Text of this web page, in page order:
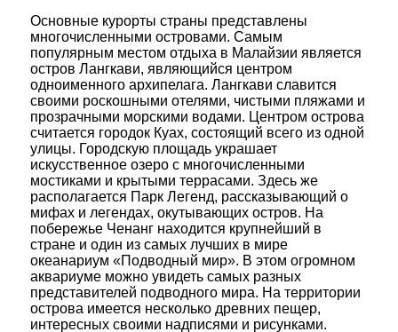
Основные курорты страны представлены
многочисленными островами. Самым
популярным местом отдыха в Малайзии является
остров Лангкави, являющийся центром
одноименного архипелага. Лангкави славится
своими роскошными отелями, чистыми пляжами и
прозрачными морскими водами. Центром острова
считается городок Куах, состоящий всего из одной
улицы. Городскую площадь украшает
искусственное озеро с многочисленными
мостиками и крытыми террасами. Здесь же
располагается Парк Легенд, рассказывающий о
мифах и легендах, окутывающих остров. На
побережье Ченанг находится крупнейший в
стране и один из самых лучших в мире
океанариум «Подводный мир». В этом огромном
аквариуме можно увидеть самых разных
представителей подводного мира. На территории
острова имеется несколько древних пещер,
интересных своими надписями и рисунками.